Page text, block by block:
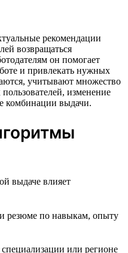
рекомендации
возвращаться
он помогает
и привлекать нужных
учитывают множество
изменение
комбинации выдачи.
выдаче влияет
и резюме по навыкам, опыту
или регионе